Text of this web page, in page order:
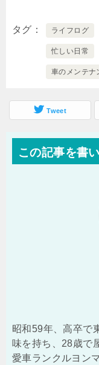
タグ ライフログ
忙しい日常
車のメンテナ
Tweet
この記事を書
昭和59年、高卒で
味を持ち、28歳で
愛車ランクルヨン